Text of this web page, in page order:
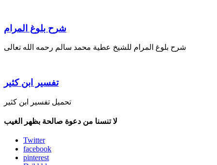
شرح بلوغ المرام
شرح بلوغ المرام للشيخ عطية محمد سالم رحمه الله تعالى
تفسير ابن كثير
تحميل تفسير ابن كثير
لا تنسنا من دعوة صالحة بظهر الغيب
Twitter
facebook
pinterest